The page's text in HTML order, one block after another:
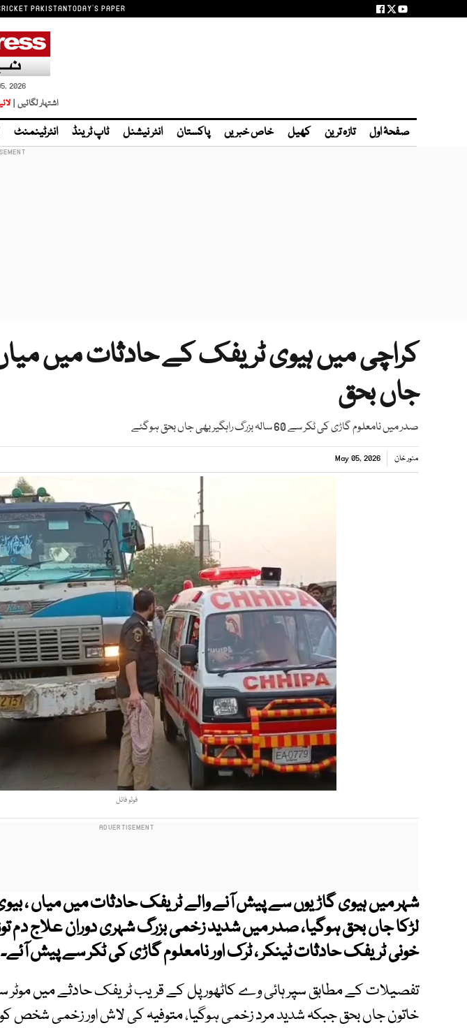
PAKISTANTODAY'S PAPER
2026
اشتہار لگائیں |
صفحۂ اول تازہ ترین کھیل خاص خبریں پاکستان انٹر نیشنل ٹاپ ٹرینڈ انٹرٹینمنٹ
کراچی میں ہیوی ٹریفک کے حادثات میں میاں،
جاں بحق
صدر میں نامعلوم گاڑی کی ٹکر سے 60 سالہ بزرگ راہگیر بھی جاں بحق ہوگئے
منور خان May 05, 2026
فوٹو فائل
شہر میں ہیوی گاڑیوں سے پیش آنے والے ٹریفک حادثات میں میاں ،
لڑکا جاں بحق ہوگیا، صدر میں شدید زخمی بزرگ شہری دوران علاج دم توڑ
خونی ٹریفک حادثات ٹینکر ، ٹرک اور نامعلوم گاڑی کی ٹکر سے پیش آئے۔
تفصیلات کے مطابق سپر ہائی وے کاٹھور پل کے قریب ٹریفک حادثے میں موٹر
خاتون جاں بحق جبکہ شدید مرد زخمی ہوگیا، متوفیہ کی لاش اور زخمی شخص